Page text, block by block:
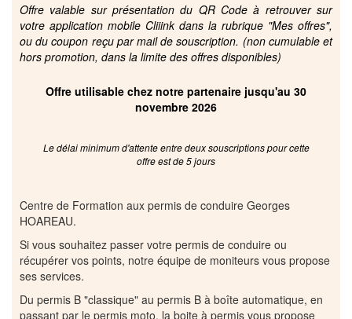
Offre valable sur présentation du QR Code à retrouver sur
votre application mobile Cliiink dans la rubrique "Mes offres",
ou du coupon reçu par mail de souscription. (non cumulable et
hors promotion, dans la limite des offres disponibles)
Offre utilisable chez notre partenaire jusqu'au 30
novembre 2026
Le délai minimum d'attente entre deux souscriptions pour cette
offre est de 5 jours
Centre de Formation aux permis de conduire Georges
HOAREAU.
Si vous souhaitez passer votre permis de conduire ou
récupérer vos points, notre équipe de moniteurs vous propose
ses services.
Du permis B "classique" au permis B à boîte automatique, en
passant par le permis moto, la boite à permis vous propose